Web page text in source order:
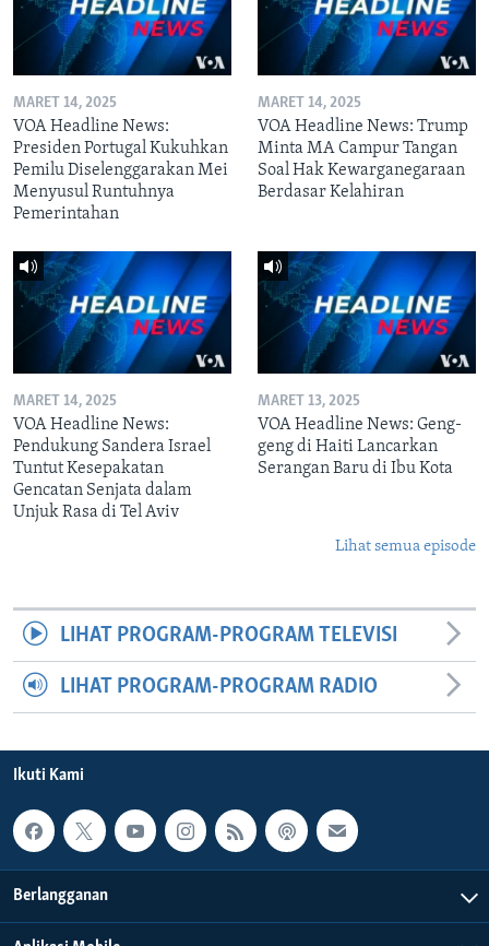
MARET 14, 2025
VOA Headline News:
Presiden Portugal Kukuhkan
Pemilu Diselenggarakan Mei
Menyusul Runtuhnya
Pemerintahan
MARET 14, 2025
VOA Headline News: Trump
Minta MA Campur Tangan
Soal Hak Kewarganegaraan
Berdasar Kelahiran
MARET 14, 2025
VOA Headline News:
Pendukung Sandera Israel
Tuntut Kesepakatan
Gencatan Senjata dalam
Unjuk Rasa di Tel Aviv
MARET 13, 2025
VOA Headline News: Geng-
geng di Haiti Lancarkan
Serangan Baru di Ibu Kota
Lihat semua episode
LIHAT PROGRAM-PROGRAM TELEVISI
LIHAT PROGRAM-PROGRAM RADIO
Ikuti Kami
Berlangganan